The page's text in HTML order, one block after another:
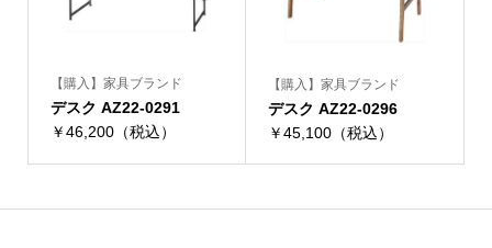
【購入】家具ブランド
デスク AZ22-0291
￥46,200（税込）
【購入】家具ブランド
デスク AZ22-0296
￥45,100（税込）